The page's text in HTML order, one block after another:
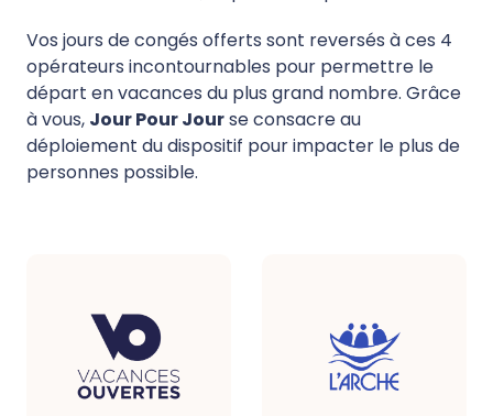
Vos jours de congés offerts sont reversés à ces 4
opérateurs incontournables pour permettre le
départ en vacances du plus grand nombre. Grâce
à vous, Jour Pour Jourse consacre au
déploiement du dispositif pour impacter le plus de
personnes possible.